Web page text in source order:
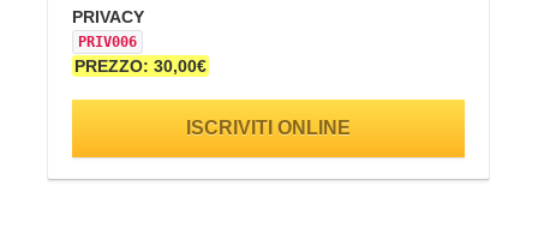
PRIVACY
PRIV006
PREZZO: 30,00€
ISCRIVITI ONLINE